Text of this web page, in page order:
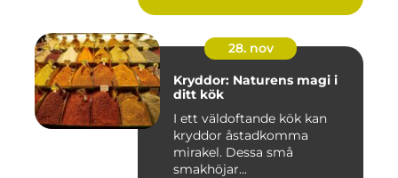
28. nov
Kryddor: Naturens magi i
ditt kök
I ett väldoftande kök kan
kryddor åstadkomma
mirakel. Dessa små
smakhöjar...